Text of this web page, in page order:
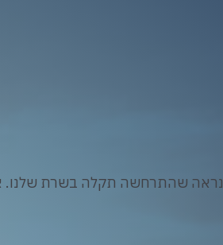
נראה שהתרחשה תקלה בשרת שלנו.